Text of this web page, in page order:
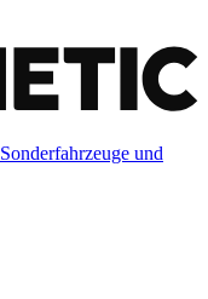
Sonderfahrzeuge und